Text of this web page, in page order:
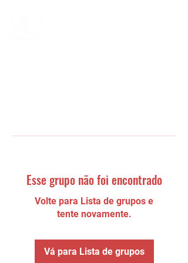
Esse grupo não foi encontrado
Volte para Lista de grupos e
tente novamente.
Vá para Lista de grupos